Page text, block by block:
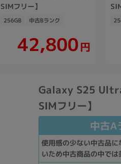
SIMフリー】
256GB 中古Bランク
42,800円
Galaxy S25
SIMフリー】
中古A
使用感の少ない中古品
いため中古商品の中では